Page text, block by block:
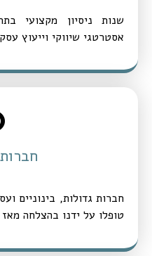
שנות ניסיון מקצועי
אסטרטגי שיווקי וייעוץ
חברות גדולות, בינוניים
טופלו על ידנו בהצלחה מאז 2006